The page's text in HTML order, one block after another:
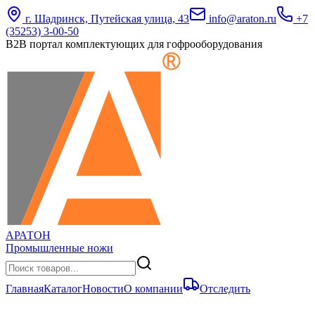
г. Шадринск, Путейская улица, 43 info@araton.ru
+7
(35253) 3-00-50
B2B портал комплектующих для гофрооборудования
АРАТОН
Промышленные ножи
ГлавнаяКаталогНовостиО компании Отследить